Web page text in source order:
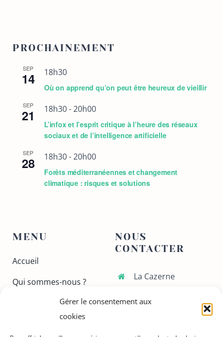
Gérer le consentement aux
cookies
PROCHAINEMENT
SEP
14 18h30
Où on apprend qu’on peut être heureux de vieillir
SEP
21 18h30-20h00
L’infox et l’esprit critique à l’heure des réseaux
sociaux et de l’intelligence artificielle
SEP
28 18h30-20h00
Forêts méditerranéennes et changement
climatique : risques et solutions
MENU
Accueil
Qui sommes-nous ?
NOUS
CONTACTER
La Cazerne
Doumergue